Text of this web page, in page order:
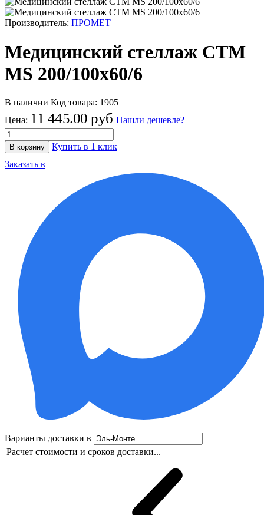
Производитель: ПРОМЕТ
Медицинский стеллаж СТМ
MS 200/100х60/6
В наличии Код товара: 1905
Цена: 11 445.00 руб Нашли дешевле?
В корзину
Купить в 1 клик
Заказать в
Варианты доставки в
Расчет стоимости и сроков доставки...